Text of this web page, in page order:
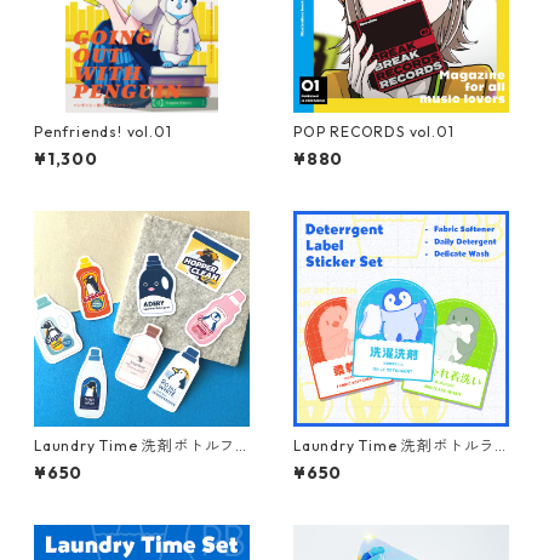
Penfriends! vol.01
¥1,300
POP RECORDS vol.01
¥880
Laundry Time 洗剤ボトルフ
レークシール【ウェブショッ
プ限定】
¥650
Laundry Time 洗剤ボトルラ
ベルセット
¥650